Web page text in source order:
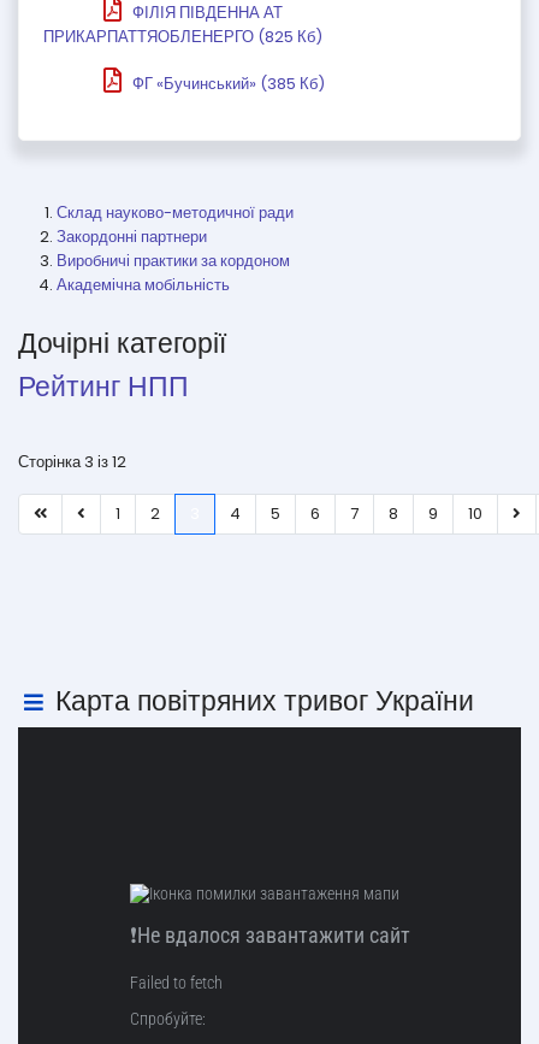
ФІЛІЯ ПІВДЕННА АТ
ПРИКАРПАТТЯОБЛЕНЕРГО (825 Кб)
ФГ «Бучинський» (385 Кб)
Склад науково-методичної ради
Закордонні партнери
Виробничі практики за кордоном
Академічна мобільність
Дочірні категорії
Рейтинг НПП
Сторінка 3 із 12
1 2 4 5 6 7 8 9 10
Карта повітряних тривог України